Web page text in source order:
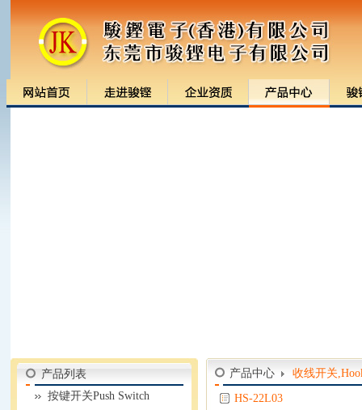
产品列表
按键开关Push Switch
产品中心 收线开关
HS-22L03